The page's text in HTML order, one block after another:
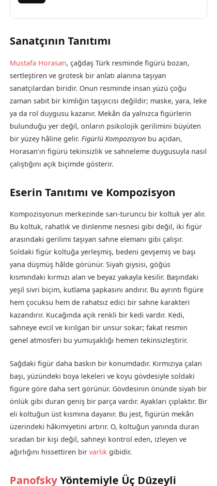
Sanatçının Tanıtımı
Mustafa Horasan, çağdaş Türk resminde figürü bozan,
sertleştiren ve grotesk bir anlatı alanına taşıyan
sanatçılardan biridir. Onun resminde insan yüzü çoğu
zaman sabit bir kimliğin taşıyıcısı değildir; maske, yara, leke
ya da rol duygusu kazanır. Mekân da yalnızca figürlerin
bulunduğu yer değil, onların psikolojik gerilimini büyüten
bir yüzey hâline gelir. Figürlü Kompozisyon bu açıdan,
Horasan’ın figürü tekinsizlik ve sahneleme duygusuyla nasıl
çalıştığını açık biçimde gösterir.
Eserin Tanıtımı ve Kompozisyon
Kompozisyonun merkezinde sarı-turuncu bir koltuk yer alır.
Bu koltuk, rahatlık ve dinlenme nesnesi gibi değil, iki figür
arasındaki gerilimi taşıyan sahne elemanı gibi çalışır.
Soldaki figür koltuğa yerleşmiş, bedeni gevşemiş ve başı
yana düşmüş hâlde görünür. Siyah giysisi, göğüs
kısmındaki kırmızı alan ve beyaz yakayla kesilir. Başındaki
yeşil sivri biçim, kutlama şapkasını andırır. Bu ayrıntı figüre
hem çocuksu hem de rahatsız edici bir sahne karakteri
kazandırır. Kucağında açık renkli bir kedi vardır. Kedi,
sahneye evcil ve kırılgan bir unsur sokar; fakat resmin
genel atmosferi bu yumuşaklığı hemen tekinsizleştirir.
Sağdaki figür daha baskın bir konumdadır. Kırmızıya çalan
başı, yüzündeki boya lekeleri ve koyu gövdesiyle soldaki
figüre göre daha sert görünür. Gövdesinin önünde siyah bir
önlük gibi duran geniş bir parça vardır. Ayakları çıplaktır. Bir
eli koltuğun üst kısmına dayanır. Bu jest, figürün mekân
üzerindeki hâkimiyetini artırır. O, koltuğun yanında duran
sıradan bir kişi değil, sahneyi kontrol eden, izleyen ve
ağırlığını hissettiren bir varlık gibidir.
Panofsky Yöntemiyle Üç Düzeyli